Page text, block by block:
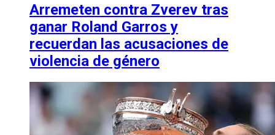
Arremeten contra Zverev tras
ganar Roland Garros y
recuerdan las acusaciones de
violencia de género